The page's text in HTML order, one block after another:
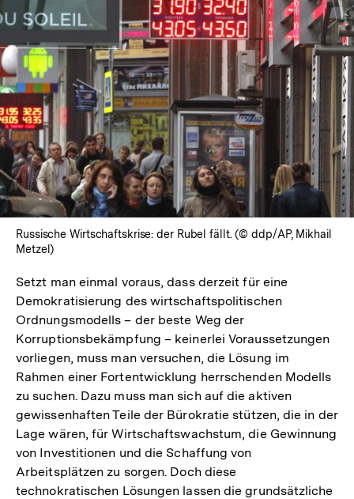
Russische Wirtschaftskrise: der Rubel fällt. (© ddp/AP, Mikhail
Metzel)
Setzt man einmal voraus, dass derzeit für eine
Demokratisierung des wirtschaftspolitischen
Ordnungsmodells – der beste Weg der
Korruptionsbekämpfung – keinerlei Voraussetzungen
vorliegen, muss man versuchen, die Lösung im
Rahmen einer Fortentwicklung herrschenden Modells
zu suchen. Dazu muss man sich auf die aktiven
gewissenhaften Teile der Bürokratie stützen, die in der
Lage wären, für Wirtschaftswachstum, die Gewinnung
von Investitionen und die Schaffung von
Arbeitsplätzen zu sorgen. Doch diese
technokratischen Lösungen lassen die grundsätzliche